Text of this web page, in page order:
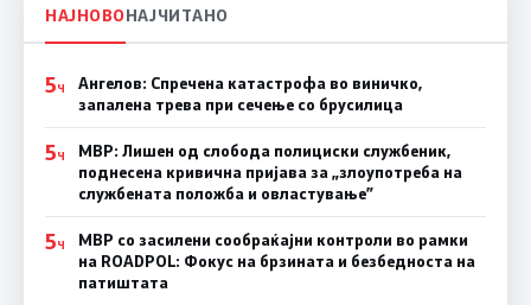
НАЈНОВОНАЈЧИТАНО
5Ч
Ангелов: Спречена катастрофа во виничко,
запалена трева при сечење со брусилица
5Ч
МВР: Лишен од слобода полициски службеник,
поднесена кривична пријава за „злоупотреба на
службената положба и овластување”
5Ч
МВР со засилени сообраќајни контроли во рамки
на ROADPOL: Фокус на брзината и безбедноста на
патиштата